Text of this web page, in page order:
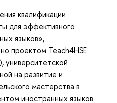
квалификации
для эффективного
языков»,
проектом Teach4HSE
на развитие и
мастерства в
иностранных языков